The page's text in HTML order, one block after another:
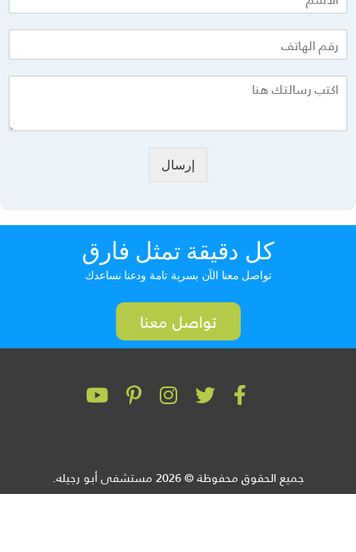
إرسال
كل دقيقة تمثل فارق
تواصل معنا الآن بسرية تامة ودعنا نساعدك
تواصل معنا
جميع الحقوق محفوظة © 2026 مستشفى أبو رجيله.